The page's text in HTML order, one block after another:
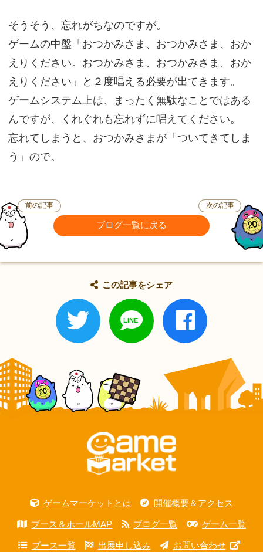
そうそう、忘れがちなのですが。
ゲームの中盤「おつかみさま、おつかみさま、おか
えりください。おつかみさま、おつかみさま、おか
えりください」と２度唱える必要が出てきます。
ゲームシステム上は、まったく無駄なことではある
んですが、くれぐれも忘れずに唱えてください。
忘れてしまうと、おつかみさまが「ついてきてしま
う」ので。
前の記事
ブログ一覧に戻る
次の記事
この記事をシェア
ゲームマーケットとは 開催概要＆アクセス
ブース＆ホールMAP ブログ一覧 ゲーム一覧
ブース一覧 出展申し込み お問い合わせ